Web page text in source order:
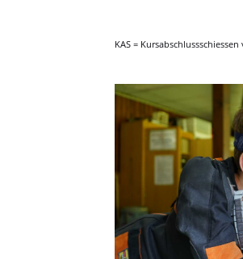
KAS = Kursabschlussschiessen